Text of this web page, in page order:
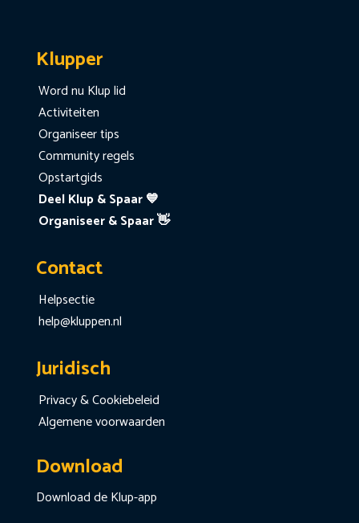
Klupper
Word nu Klup lid
Activiteiten
Organiseer tips
Community regels
Opstartgids
Deel Klup & Spaar 💙
Organiseer & Spaar 👋
Contact
Helpsectie
help@kluppen.nl
Juridisch
Privacy & Cookiebeleid
Algemene voorwaarden
Download
Download de Klup-app